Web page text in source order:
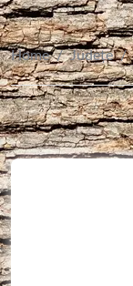
Home / Județe /